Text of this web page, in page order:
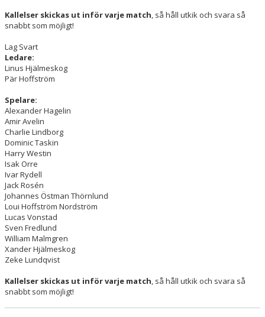
Kallelser skickas ut inför varje match, så håll utkik och svara så
snabbt som möjligt!
Lag Svart
Ledare:
Linus Hjälmeskog
Pär Hoffström
Spelare:
Alexander Hagelin
Amir Avelin
Charlie Lindborg
Dominic Taskin
Harry Westin
Isak Orre
Ivar Rydell
Jack Rosén
Johannes Östman Thörnlund
Loui Hoffström Nordström
Lucas Vonstad
Sven Fredlund
William Malmgren
Xander Hjälmeskog
Zeke Lundqvist
Kallelser skickas ut inför varje match, så håll utkik och svara så
snabbt som möjligt!